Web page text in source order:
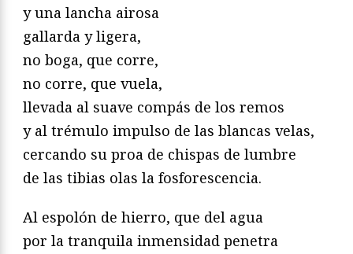
y una lancha airosa
gallarda y ligera,
no boga, que corre,
no corre, que vuela,
llevada al suave compás de los remos
y al trémulo impulso de las blancas velas,
cercando su proa de chispas de lumbre
de las tibias olas la fosforescencia.
Al espolón de hierro, que del agua
por la tranquila inmensidad penetra